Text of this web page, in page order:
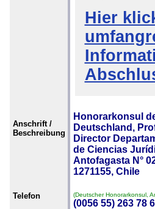
Hier
Anschrift /
Beschreibung
Honorarkonsul
Deutschland,
Director
de Ciencias
Antofagasta N°
1271155, Chile
Telefon (Deutscher Honorarkonsul,
(0056 55) 263 78